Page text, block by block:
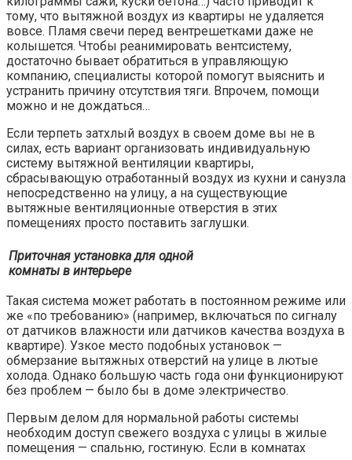
тому, что вытяжной воздух из квартиры не удаляется
вовсе. Пламя свечи перед вентрешетками даже не
колышется. Чтобы реанимировать вентсистему,
достаточно бывает обратиться в управляющую
компанию, специалисты которой помогут выяснить и
устранить причину отсутствия тяги. Впрочем, помощи
можно и не дождаться…
Если терпеть затхлый воздух в своем доме вы не в
силах, есть вариант организовать индивидуальную
систему вытяжной вентиляции квартиры,
сбрасывающую отработанный воздух из кухни и санузла
непосредственно на улицу, а на существующие
вытяжные вентиляционные отверстия в этих
помещениях просто поставить заглушки.
Приточная установка для одной
комнаты в интерьере
Такая система может работать в постоянном режиме или
же «по требованию» (например, включаться по сигналу
от датчиков влажности или датчиков качества воздуха в
квартире). Узкое место подобных установок —
обмерзание вытяжных отверстий на улице в лютые
холода. Однако большую часть года они функционируют
без проблем — было бы в доме электричество.
Первым делом для нормальной работы системы
необходим доступ свежего воздуха с улицы в жилые
помещения — спальню, гостиную. Если в комнатах